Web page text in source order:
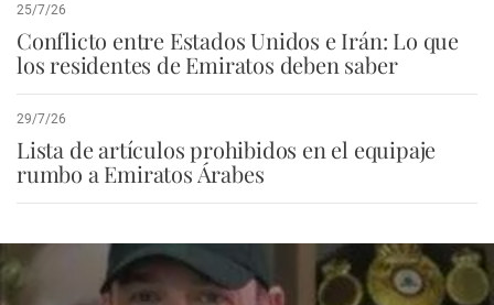
25/7/26
Conflicto entre Estados Unidos e Irán: Lo que
los residentes de Emiratos deben saber
29/7/26
Lista de artículos prohibidos en el equipaje
rumbo a Emiratos Árabes